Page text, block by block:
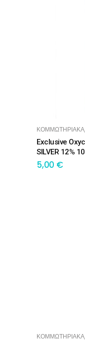
ΚΟΜΜΩΤΗΡΙΑΚΑ,
Exclusive
SILVER 12%
5,00 €
OPTIONS
ΚΟΜΜΩΤΗΡΙΑΚΑ,